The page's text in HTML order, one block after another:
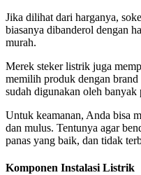
Jika dilihat dari harganya,
biasanya dibanderol dengan
murah.
Merek steker listrik juga
memilih produk dengan brand
sudah digunakan oleh banyak
Untuk keamanan, Anda bisa
dan mulus. Tentunya agar
panas yang baik, dan tidak
Komponen Instalasi Listrik